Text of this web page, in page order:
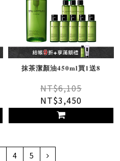
抹茶潔顏油450ml買1送8
NT$6,105
NT$3,450
4 5